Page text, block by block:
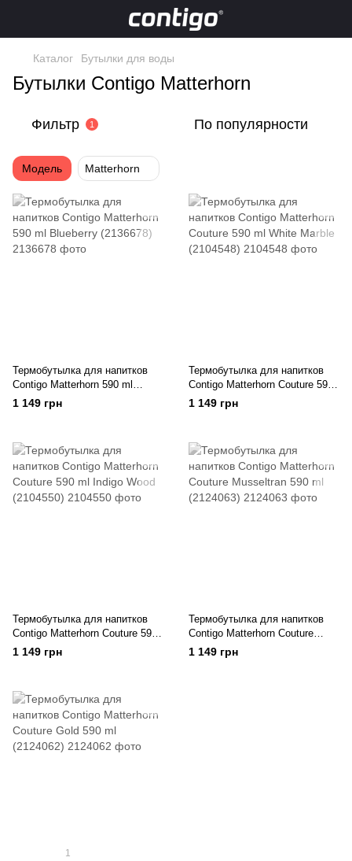
Каталог Бутылки для воды
Бутылки Contigo Matterhorn
Фильтр 1 По популярности
Модель Matterhorn
Термобутылка для напитков
Contigo Matterhorn 590 ml
Blueberry (2136678)
1 149 грн
Термобутылка для напитков
Contigo Matterhorn Couture 590
ml White Marble (2104548)
1 149 грн
Термобутылка для напитков
Contigo Matterhorn Couture 590
ml Indigo Wood (2104550)
1 149 грн
Термобутылка для напитков
Contigo Matterhorn Couture
Musseltran 590 ml (2124063)
1 149 грн
1